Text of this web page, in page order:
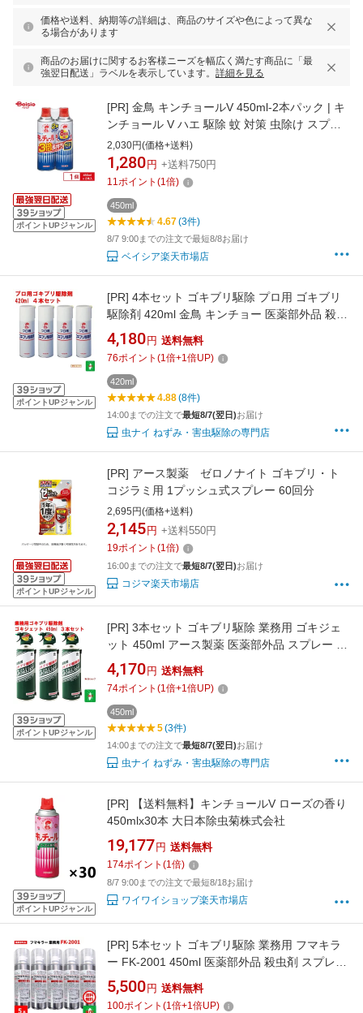
価格や送料、納期等の詳細は、商品のサイズや色によって異な
る場合があります
商品のお届けに関するお客様ニーズを幅広く満たす商品に「最
強翌日配送」ラベルを表示しています。 詳細を見る
ポイントUPジャンル
[PR] 金鳥 キンチョールV 450ml-2本パック | キ
ンチョール V ハエ 駆除 蚊 対策 虫除け スプレ
ー 虫害対策 夏 対策 害虫駆除 ハエ 退治 蚊 退治
虫の予防
2,030円(価格+送料)
1,280 円 +送料750円
11ポイント (1倍)
450ml
4.67(3件)
8/7 9:00までの注文で最短8/8お届け
ベイシア楽天市場店
ポイントUPジャンル
[PR] 4本セット ゴキブリ駆除 プロ用 ゴキブリ
駆除剤 420ml 金鳥 キンチョー 医薬部外品 殺虫
剤 スプレー エアゾール トコジラミ ナンキンム
シ 退治 対策 ゴキブリスプレー 業務用 ポイント
領収書発行 虫ナイ
4,180 円 送料無料
76ポイント (1倍+1倍UP)
420ml
4.88(8件)
14:00までの注文で最短8/7(翌日)お届け
虫ナイ ねずみ・害虫駆除の専門店
ポイントUPジャンル
[PR] アース製薬 ゼロノナイト ゴキブリ・ト
コジラミ用 1プッシュ式スプレー 60回分
2,695円(価格+送料)
2,145 円 +送料550円
19ポイント (1倍)
16:00までの注文で最短8/7(翌日)お届け
コジマ楽天市場店
ポイントUPジャンル
[PR] 3本セット ゴキブリ駆除 業務用 ゴキジェ
ット 450ml アース製薬 医薬部外品 スプレー 式
殺虫剤 噴射 狭い 隙間用 ノズル 秒速ノックダウ
ン ビル オフィス 厨房 工場 ゴミ溜 下水溝 退治
対策 ポイント 領収書発行 虫ナイ
4,170 円 送料無料
74ポイント (1倍+1倍UP)
450ml
5(3件)
14:00までの注文で最短8/7(翌日)お届け
虫ナイ ねずみ・害虫駆除の専門店
ポイントUPジャンル
[PR]
【送料無料】キンチョールV ローズの香り
450mlx30本 大日本除虫菊株式会社
19,177 円 送料無料
174ポイント (1倍)
8/7 9:00までの注文で最短8/18お届け
ワイワイショップ楽天市場店
[PR] 5本セット ゴキブリ駆除 業務用 フマキラ
ー FK-2001 450ml 医薬部外品 殺虫剤 スプレー
ごきぶり 退治 対策 ポイント 消化 領収書発行
虫ナイ
5,500 円 送料無料
100ポイント (1倍+1倍UP)